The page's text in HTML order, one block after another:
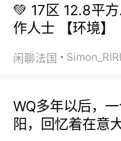
💚 17区 12.8平
作人士 【环境】
闲聊法国
WQ多年以后，
阳，回忆着在意